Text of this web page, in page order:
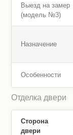
Выезд на замер
(модель №3)
Назначение
Особенности
Отделка двери
Сторона
двери